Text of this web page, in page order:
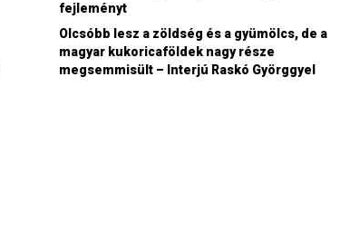
fejleményt
Olcsóbb lesz a zöldség és a gyümölcs, de a
magyar kukoricaföldek nagy része
megsemmisült – Interjú Raskó Györggyel